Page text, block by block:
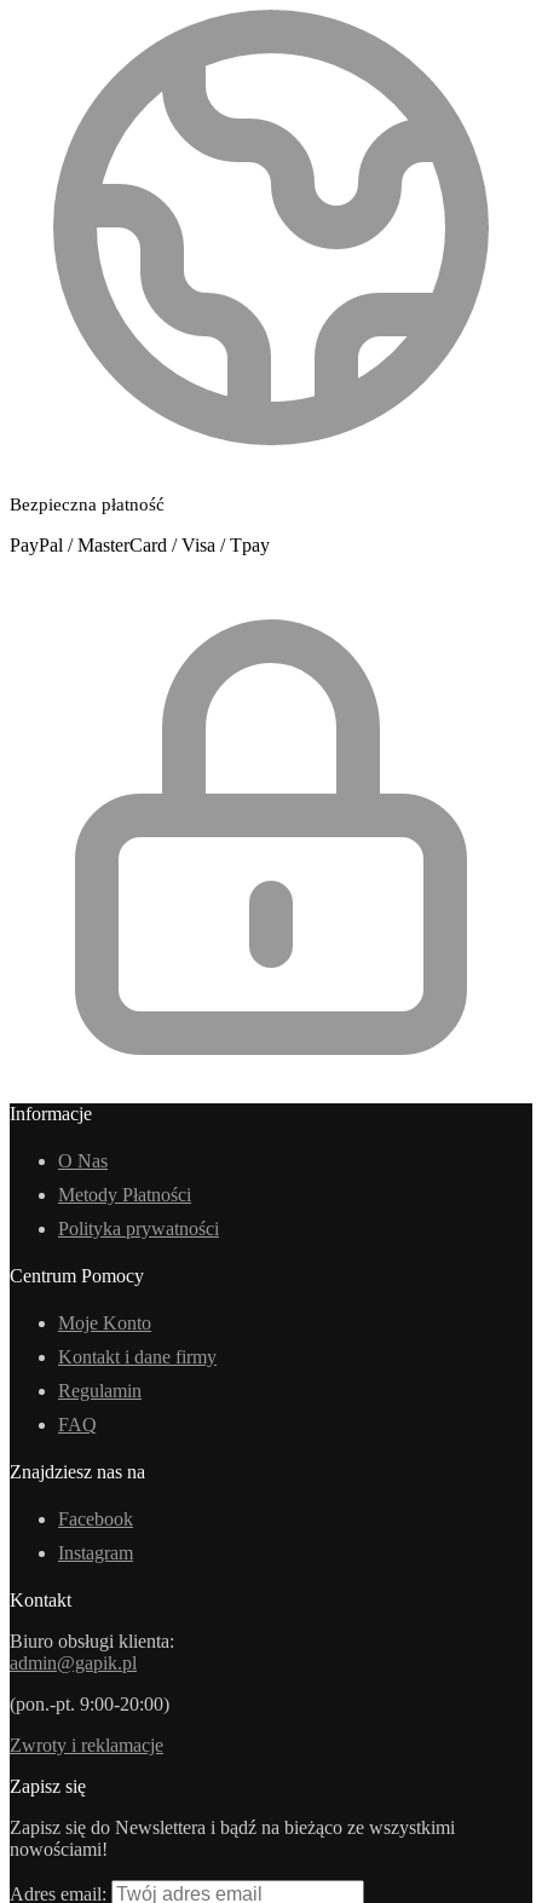
Bezpieczna płatność
PayPal / MasterCard / Visa / Tpay
Informacje
O Nas
Metody Płatności
Polityka prywatności
Centrum Pomocy
Moje Konto
Kontakt i dane firmy
Regulamin
FAQ
Znajdziesz nas na
Facebook
Instagram
Kontakt
Biuro obsługi klienta:
admin@gapik.pl
(pon.-pt. 9:00-20:00)
Zwroty i reklamacje
Zapisz się
Zapisz się do Newslettera i bądź na bieżąco ze wszystkimi
nowościami!
Adres email: